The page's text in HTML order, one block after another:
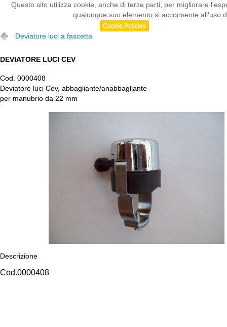
Questo sito utilizza cookie, anche di terze parti, per migliorare
qualunque suo elemento si acconsente all’uso
Cookie Policies
Deviatore luci a fascetta
DEVIATORE LUCI CEV
Cod. 0000408
Deviatore luci Cev, abbagliante/anabbagliante
per manubrio da 22 mm
Descrizione
Cod.0000408